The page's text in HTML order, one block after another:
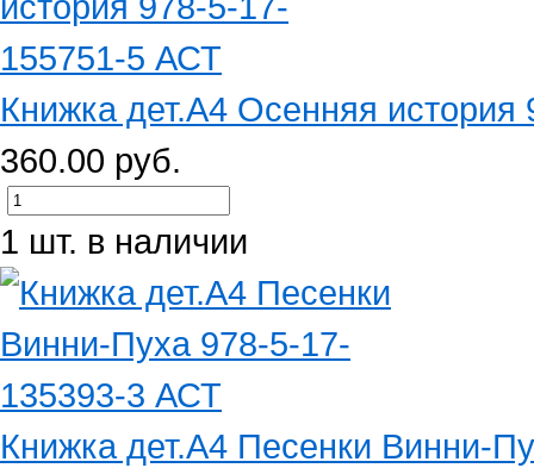
Книжка дет.А4 Осенняя
360.00 руб.
1 шт. в наличии
Книжка дет.А4 Песенки Винни-